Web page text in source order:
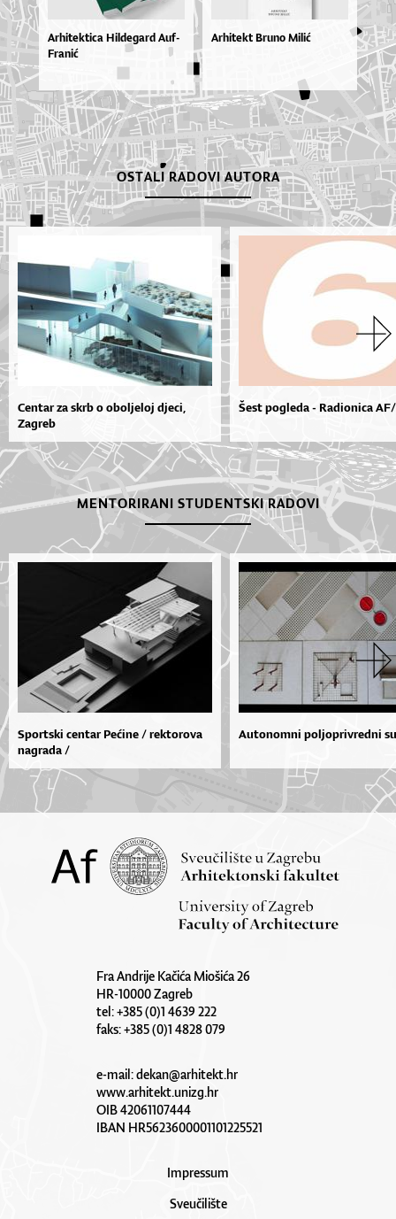
Arhitektica Hildegard Auf-
Franić
Arhitekt Bruno Milić
OSTALI RADOVI AUTORA
Centar za skrb o oboljeloj djeci,
Zagreb
Šest pogleda - Radionica AF/
MENTORIRANI STUDENTSKI RADOVI
Sportski centar Pećine / rektorova
nagrada /
Autonomni poljoprivredni
Fra Andrije Kačića Miošića 26
HR-10000 Zagreb
tel: +385 (0)1 4639 222
faks: +385 (0)1 4828 079
e-mail:dekan@arhitekt.hr
www.arhitekt.unizg.hr
OIB 42061107444
IBAN HR5623600001101225521
Impressum
Sveučilište